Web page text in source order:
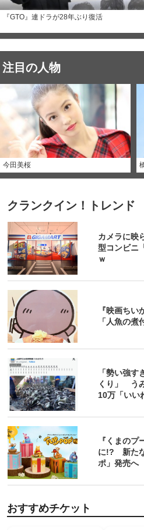
『GTO』連ドラが28年ぶり復活
注目の人物
今田美桜
クランクイン！トレン
カメラに映
型コンビニ
ｗ
『映画ち
「人魚の煮
「勢い強
くり」 う
10万「いい
『くまの
に!? 新たな
ポ」発売へ
おすすめチケット